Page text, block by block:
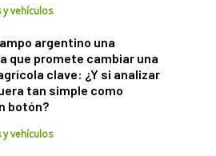
vehículos
argentino una
que promete cambiar una
clave: ¿Y si analizar
tan simple como
botón?
vehículos